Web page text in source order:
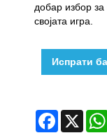
добар избор
својата игра.
Испрати
X